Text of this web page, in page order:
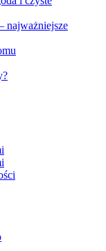
najważniejsze